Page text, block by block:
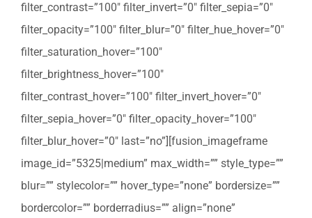
filter_contrast=”100″ filter_invert=”0″ filter_sepia=”0″
filter_opacity=”100″ filter_blur=”0″ filter_hue_hover=”0″
filter_saturation_hover=”100″
filter_brightness_hover=”100″
filter_contrast_hover=”100″ filter_invert_hover=”0″
filter_sepia_hover=”0″ filter_opacity_hover=”100″
filter_blur_hover=”0″ last=”no”][fusion_imageframe
image_id=”5325|medium” max_width=”” style_type=””
blur=”” stylecolor=”” hover_type=”none” bordersize=””
bordercolor=”” borderradius=”” align=”none”